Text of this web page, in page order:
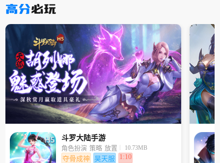
高分必玩
斗罗大陆手游
角色扮演 策略 放置 10.73MB
夺骨成神 昊天服 1:10